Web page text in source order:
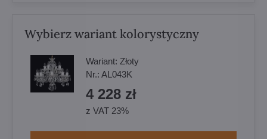
Wybierz wariant kolorystyczny
Wariant: Złoty
Nr.: AL043K
4 228 zł
z VAT 23%